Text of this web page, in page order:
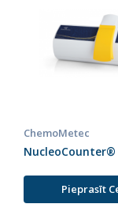
ChemoMetec
NucleoCounter®
Pieprasīt